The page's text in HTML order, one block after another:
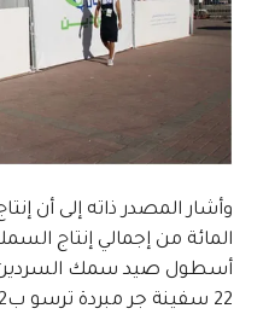
المائة من إجمالي إنتاج